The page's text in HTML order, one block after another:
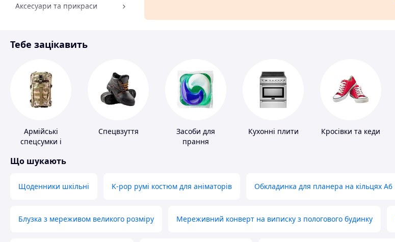
Аксесуари та прикраси
Спорт і відпочинок
Тебе зацікавить
Армійські
спецсумки і
Спецвзуття
Засоби для
прання
Кухонні плити Кросівки та кеди
Що шукають
Щоденники шкільні K-pop румі костюм для аніматорів Обкладинка для планера на кільцях А6
Блузка з мереживом великого розміру Мереживний конверт на виписку з пологового будинку